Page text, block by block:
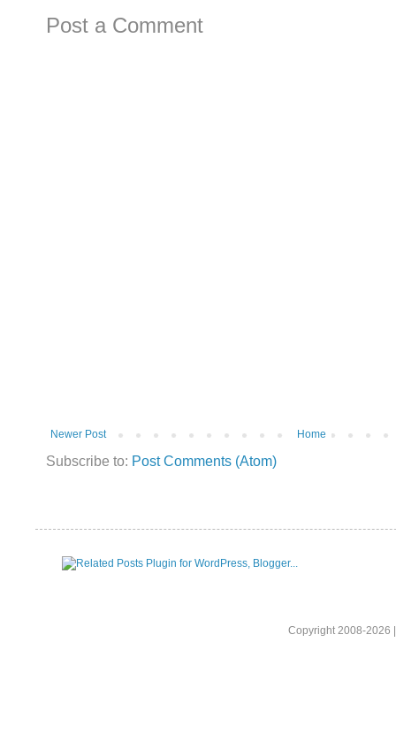
Post a Comment
Newer Post Home
Subscribe to: Post Comments (Atom)
Copyright 2008-2026